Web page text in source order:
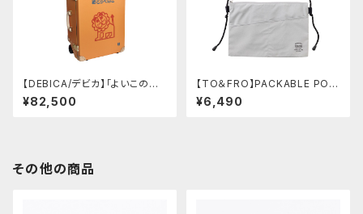
【DEBICA/デビカ】「よいこのお
どうぐばこ」キャリーバッグ
¥82,500
【TO＆FRO】PACKABLE POU
¥6,490
その他の商品